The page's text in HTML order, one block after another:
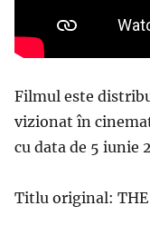
Filmul este
vizionat în
cu data de 5 iunie
Titlu original: THE